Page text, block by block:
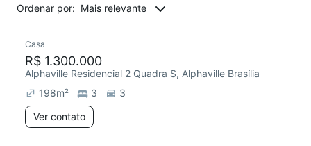
Ordenar por: Mais relevante
Chegou este mês
Casa
R$ 1.300.000
Alphaville Residencial 2 Quadra S, Alphaville Brasília
198m² 3
3
Ver contato